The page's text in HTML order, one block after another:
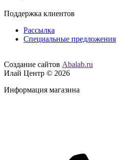
Поддержка клиентов
Рассылка
Специальные предложения
Создание сайтов Abalab.ru
Илай Центр © 2026
Информация магазина